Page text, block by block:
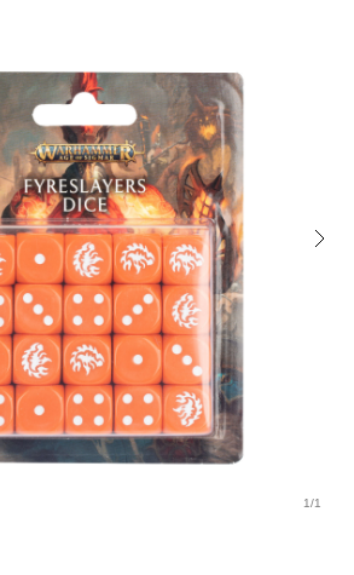
1/1